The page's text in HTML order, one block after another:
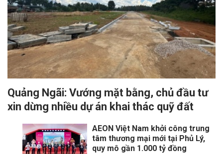
Quảng Ngãi: Vướng mặt bằng, chủ đầu tư
xin dừng nhiều dự án khai thác quỹ đất
AEON Việt Nam khởi công trung
tâm thương mại mới tại Phủ Lý,
quy mô gần 1.000 tỷ đồng